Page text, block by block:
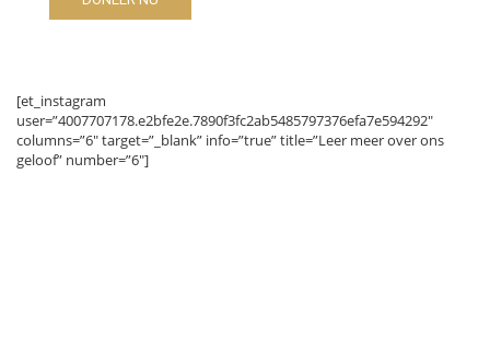
[et_instagram
user=”4007707178.e2bfe2e.7890f3fc2ab5485797376efa7e594292″
columns=”6″ target=”_blank” info=”true” title=”Leer meer over ons
geloof” number=”6″]